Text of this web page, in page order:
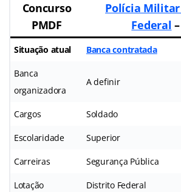
Concurso
PMDF
Polícia
Federal
Situação atual Banca contratada
Banca
organizadora
A definir
Cargos Soldado
Escolaridade Superior
Carreiras Segurança Pública
Lotação Distrito Federal